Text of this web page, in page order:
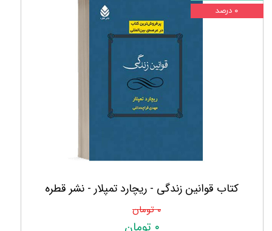
کتاب قوانین زندگی - ریچارد تمپلار - نشر قطره
۰ تومان
۰ تومان
۰ درصد